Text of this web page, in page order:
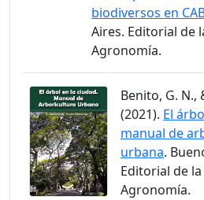
biodiversos en
Aires. Editorial de
Agronomía.
Benito, G. N.,
(2021). El
manual de
urbana.
Editorial de
Agronomía.